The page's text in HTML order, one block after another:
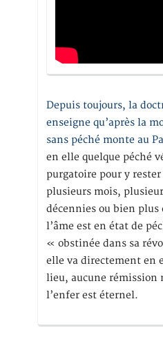
Depuis toujours, la
enseigne qu’après la
sans péché monte au
en elle quelque péché
purgatoire pour y
plusieurs mois,
décennies ou bien plus
l’âme est en état de
« obstinée dans sa
elle va directement en
lieu, aucune rémission
l’enfer est éternel.